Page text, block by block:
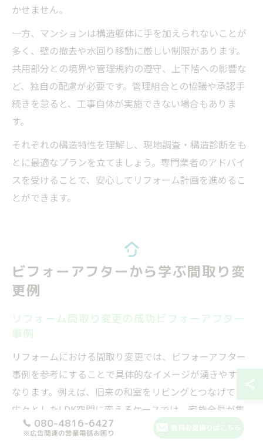
かせません。
一方、マンションは構造躯体に手を加えられないことが
多く、壁の撤去や水回り移動に厳しい制限があります。
共用部分との境界や管理規約の遵守、上下階への影響な
ど、独自の配慮が必要です。管理組合との協議や承認手
続きを怠ると、工事自体が実施できない場合もありま
す。
それぞれの構造特性を理解し、現地調査・構造診断をも
とに最適なプランを立てましょう。専門業者のアドバイ
スを受けることで、安心してリフォーム計画を進めるこ
とができます。
ビフォーアフターから学ぶ間取り変
更例
リフォーム間取り変更の成功ビフォーアフター
事例
リフォームにおける間取り変更では、ビフォーアフター
事例を参考にすることで具体的なイメージが湧きやすく
なります。例えば、旧来の和室をリビングとつなげて
広々としたLDK空間に変えるケースでは、家族全員が集
まりやすくなったという声が多く聞かれます。
080-4816-6427
※広告関連の営業電話お困り
無料お見積りはこちら